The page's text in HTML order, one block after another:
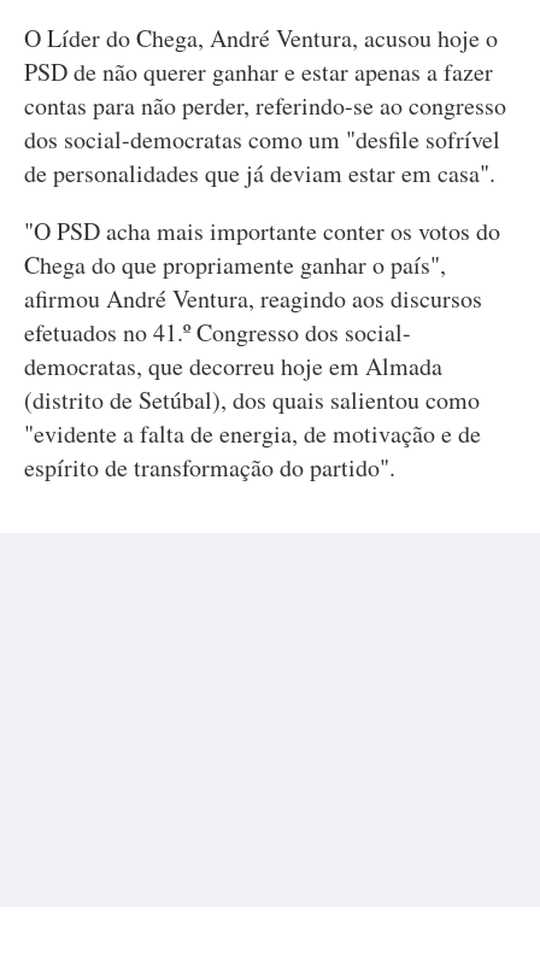
O Líder do Chega, André Ventura, acusou hoje o
PSD de não querer ganhar e estar apenas a fazer
contas para não perder, referindo-se ao congresso
dos social-democratas como um "desfile sofrível
de personalidades que já deviam estar em casa".
"O PSD acha mais importante conter os votos do
Chega do que propriamente ganhar o país",
afirmou André Ventura, reagindo aos discursos
efetuados no 41.º Congresso dos social-
democratas, que decorreu hoje em Almada
(distrito de Setúbal), dos quais salientou como
"evidente a falta de energia, de motivação e de
espírito de transformação do partido".